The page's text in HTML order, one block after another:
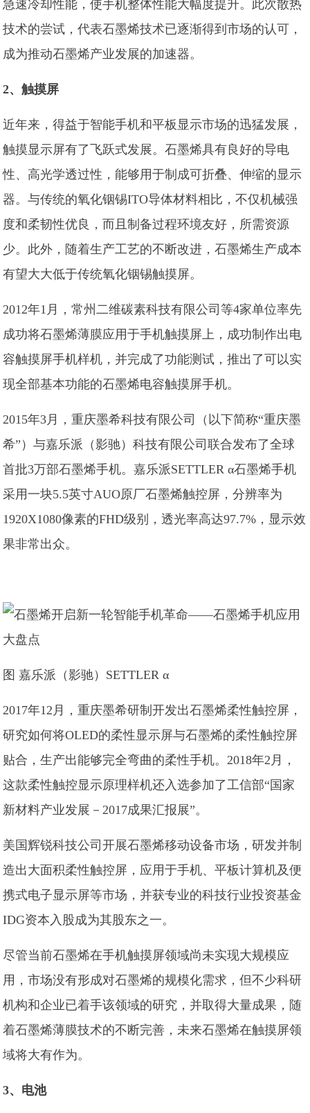
急速冷却性能，使手机整体性能大幅度提升。此次散热
技术的尝试，代表石墨烯技术已逐渐得到市场的认可，
成为推动石墨烯产业发展的加速器。
2、触摸屏
近年来，得益于智能手机和平板显示市场的迅猛发展，
触摸显示屏有了飞跃式发展。石墨烯具有良好的导电
性、高光学透过性，能够用于制成可折叠、伸缩的显示
器。与传统的氧化铟锡ITO导体材料相比，不仅机械强
度和柔韧性优良，而且制备过程环境友好，所需资源
少。此外，随着生产工艺的不断改进，石墨烯生产成本
有望大大低于传统氧化铟锡触摸屏。
2012年1月，常州二维碳素科技有限公司等4家单位率先
成功将石墨烯薄膜应用于手机触摸屏上，成功制作出电
容触摸屏手机样机，并完成了功能测试，推出了可以实
现全部基本功能的石墨烯电容触摸屏手机。
2015年3月，重庆墨希科技有限公司（以下简称“重庆墨
希”）与嘉乐派（影驰）科技有限公司联合发布了全球
首批3万部石墨烯手机。嘉乐派SETTLER α石墨烯手机
采用一块5.5英寸AUO原厂石墨烯触控屏，分辨率为
1920X1080像素的FHD级别，透光率高达97.7%，显示效
果非常出众。
图 嘉乐派（影驰）SETTLER α
2017年12月，重庆墨希研制开发出石墨烯柔性触控屏，
研究如何将OLED的柔性显示屏与石墨烯的柔性触控屏
贴合，生产出能够完全弯曲的柔性手机。2018年2月，
这款柔性触控显示原理样机还入选参加了工信部“国家
新材料产业发展－2017成果汇报展”。
美国辉锐科技公司开展石墨烯移动设备市场，研发并制
造出大面积柔性触控屏，应用于手机、平板计算机及便
携式电子显示屏等市场，并获专业的科技行业投资基金
IDG资本入股成为其股东之一。
尽管当前石墨烯在手机触摸屏领域尚未实现大规模应
用，市场没有形成对石墨烯的规模化需求，但不少科研
机构和企业已着手该领域的研究，并取得大量成果，随
着石墨烯薄膜技术的不断完善，未来石墨烯在触摸屏领
域将大有作为。
3、电池